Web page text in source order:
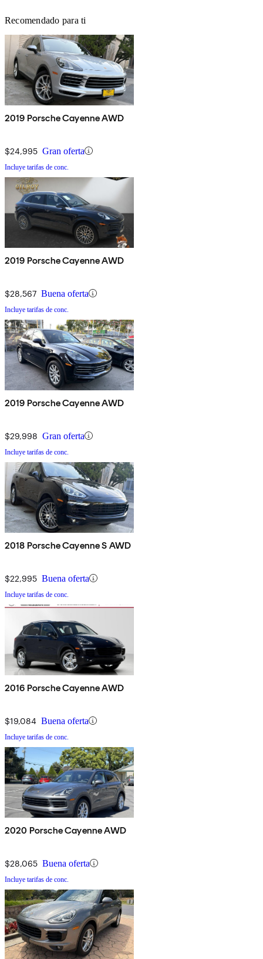
Recomendado para ti
2019 Porsche Cayenne AWD
$24,995 Gran oferta
Incluye tarifas de conc.
2019 Porsche Cayenne AWD
$28,567 Buena oferta
Incluye tarifas de conc.
2019 Porsche Cayenne AWD
$29,998 Gran oferta
Incluye tarifas de conc.
2018 Porsche Cayenne S AWD
$22,995 Buena oferta
Incluye tarifas de conc.
2016 Porsche Cayenne AWD
$19,084 Buena oferta
Incluye tarifas de conc.
2020 Porsche Cayenne AWD
$28,065 Buena oferta
Incluye tarifas de conc.